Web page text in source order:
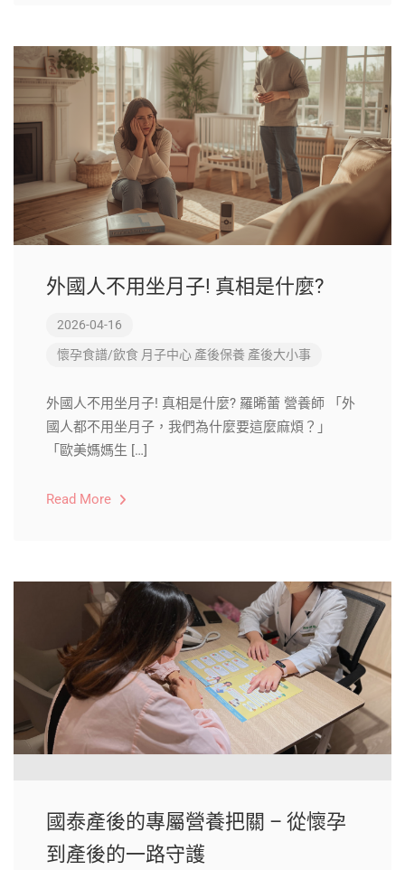
外國人不用坐月子! 真相是什麼?
2026-04-16
懷孕食譜/飲食 月子中心 產後保養 產後大小事
外國人不用坐月子! 真相是什麼? 羅晞蕾 營養師 「外
國人都不用坐月子，我們為什麼要這麼麻煩？」
「歐美媽媽生 […]
Read More
國泰產後的專屬營養把關 – 從懷孕
到產後的一路守護